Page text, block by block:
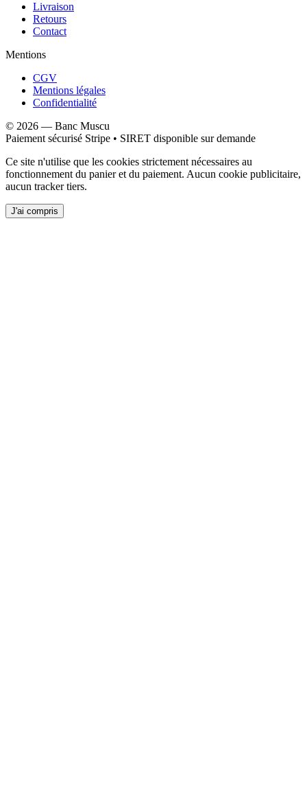
Livraison
Retours
Contact
Mentions
CGV
Mentions légales
Confidentialité
© 2026 — Banc Muscu
Paiement sécurisé Stripe • SIRET disponible sur demande
Ce site n'utilise que les cookies strictement nécessaires au
fonctionnement du panier et du paiement. Aucun cookie publicitaire,
aucun tracker tiers.
J'ai compris